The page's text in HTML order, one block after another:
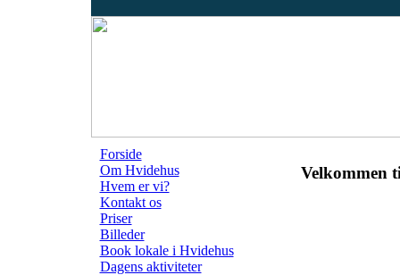
Forside
Om Hvidehus
Hvem er vi?
Kontakt os
Priser
Billeder
Book lokale i Hvidehus
Dagens aktiviteter
Velkommen